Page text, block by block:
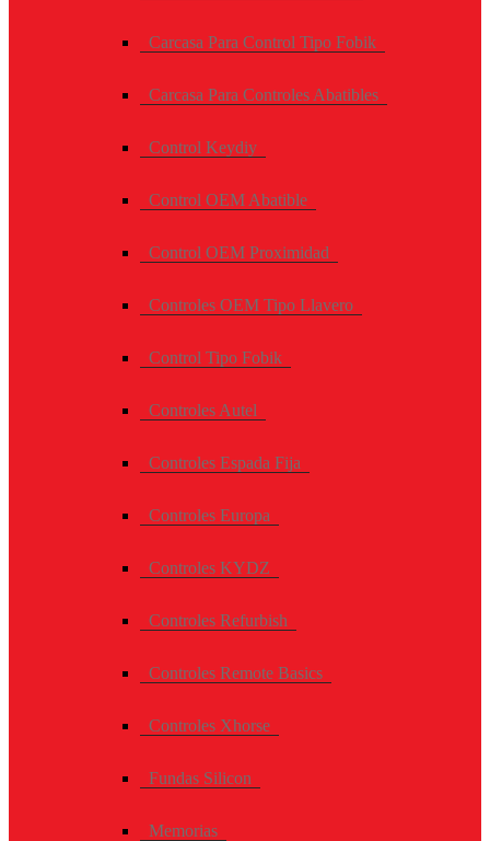
Carcasa Para Control Tipo Fobik
Carcasa Para Controles Abatibles
Control Keydiy
Control OEM Abatible
Control OEM Proximidad
Controles OEM Tipo Llavero
Control Tipo Fobik
Controles Autel
Controles Espada Fija
Controles Europa
Controles KYDZ
Controles Refurbish
Controles Remote Basics
Controles Xhorse
Fundas Silicon
Memorias